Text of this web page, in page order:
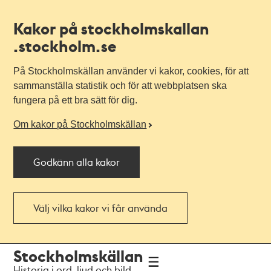
Kakor på stockholmskallan
.stockholm.se
På Stockholmskällan använder vi kakor, cookies, för att
sammanställa statistik och för att webbplatsen ska
fungera på ett bra sätt för dig.
Om kakor på Stockholmskällan
Godkänn alla kakor
Välj vilka kakor vi får använda
navigationen
huvudinnehållet
Stockholmskällan